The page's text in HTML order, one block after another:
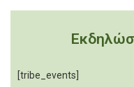
[tribe_events]